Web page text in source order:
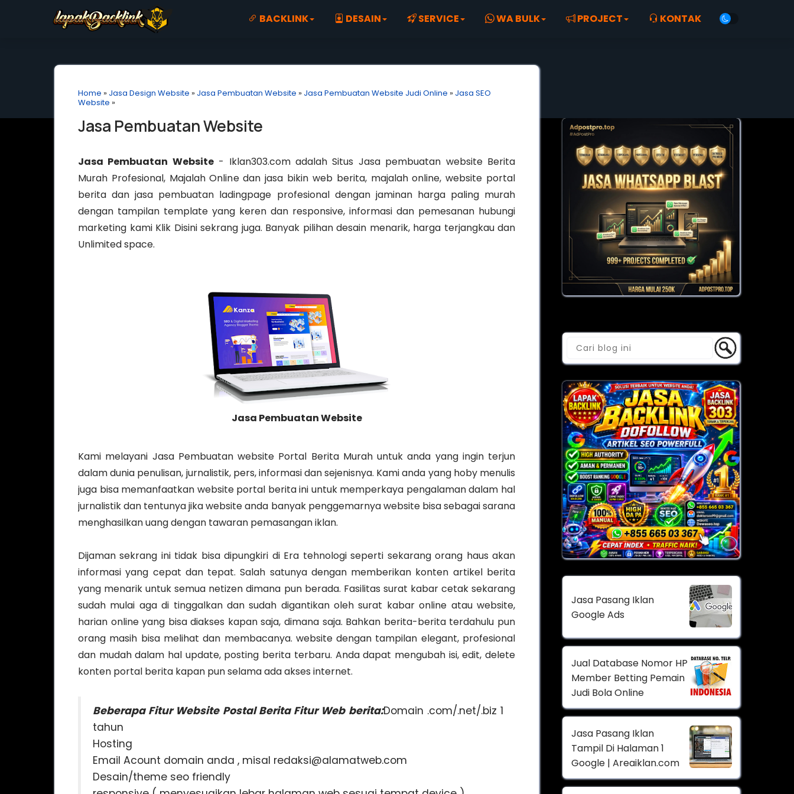
BACKLINK DESAIN SERVICE WA BULK PROJECT KONTAK
Home » Jasa Design Website » Jasa Pembuatan Website » Jasa Pembuatan Website Judi Online » Jasa SEO
Website »
Jasa Pembuatan Website
Jasa Pembuatan Website- Iklan303.com adalah Situs Jasa pembuatan website Berita
Murah Profesional, Majalah Online dan jasa bikin web berita, majalah online, website portal
berita dan jasa pembuatan ladingpage profesional dengan jaminan harga paling murah
dengan tampilan template yang keren dan responsive, informasi dan pemesanan hubungi
marketing kami Klik Disini sekrang juga. Banyak pilihan desain menarik, harga terjangkau dan
Unlimited space.
Jasa Pembuatan Website
Kami melayani Jasa Pembuatan website Portal Berita Murah untuk anda yang ingin terjun
dalam dunia penulisan, jurnalistik, pers, informasi dan sejenisnya. Kami anda yang hoby menulis
juga bisa memanfaatkan website portal berita ini untuk memperkaya pengalaman dalam hal
jurnalistik dan tentunya jika website anda banyak penggemarnya website bisa sebagai sarana
menghasilkan uang dengan tawaran pemasangan iklan.
Dijaman sekrang ini tidak bisa dipungkiri di Era tehnologi seperti sekarang orang haus akan
informasi yang cepat dan tepat. Salah satunya dengan memberikan konten artikel berita
yang menarik untuk semua netizen dimana pun berada. Fasilitas surat kabar cetak sekarang
sudah mulai aga di tinggalkan dan sudah digantikan oleh surat kabar online atau website,
harian online yang bisa diakses kapan saja, dimana saja. Bahkan berita-berita terdahulu pun
orang masih bisa melihat dan membacanya. website dengan tampilan elegant, profesional
dan mudah dalam hal update, posting berita terbaru. Anda dapat mengubah isi, edit, delete
konten portal berita kapan pun selama ada akses internet.
Beberapa Fitur Website Postal Berita Fitur Web berita:Domain .com/.net/.biz 1
tahun
Hosting
Email Acount domain anda , misal redaksi@alamatweb.com
Desain/theme seo friendly
Jasa Pasang Iklan
Google Ads
Jual Database Nomor HP
Member Betting Pemain
Judi Bola Online
Jasa Pasang Iklan
Tampil Di Halaman 1
Google | Areaiklan.com